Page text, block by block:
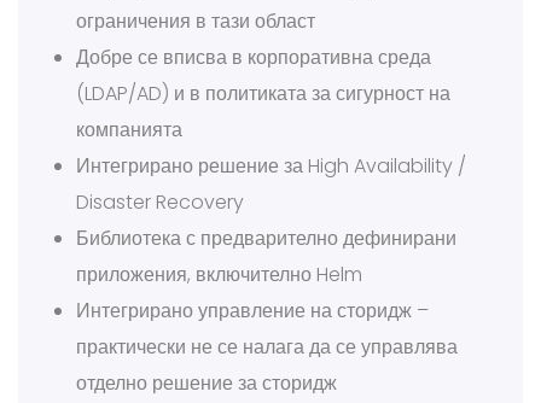
ограничения в тази област
Добре се вписва в корпоративна среда
(LDAP/AD) и в политиката за сигурност на
компанията
Интегрирано решение за High Availability /
Disaster Recovery
Библиотека с предварително дефинирани
приложения, включително Helm
Интегрирано управление на сторидж –
практически не се налага да се управлява
отделно решение за сторидж